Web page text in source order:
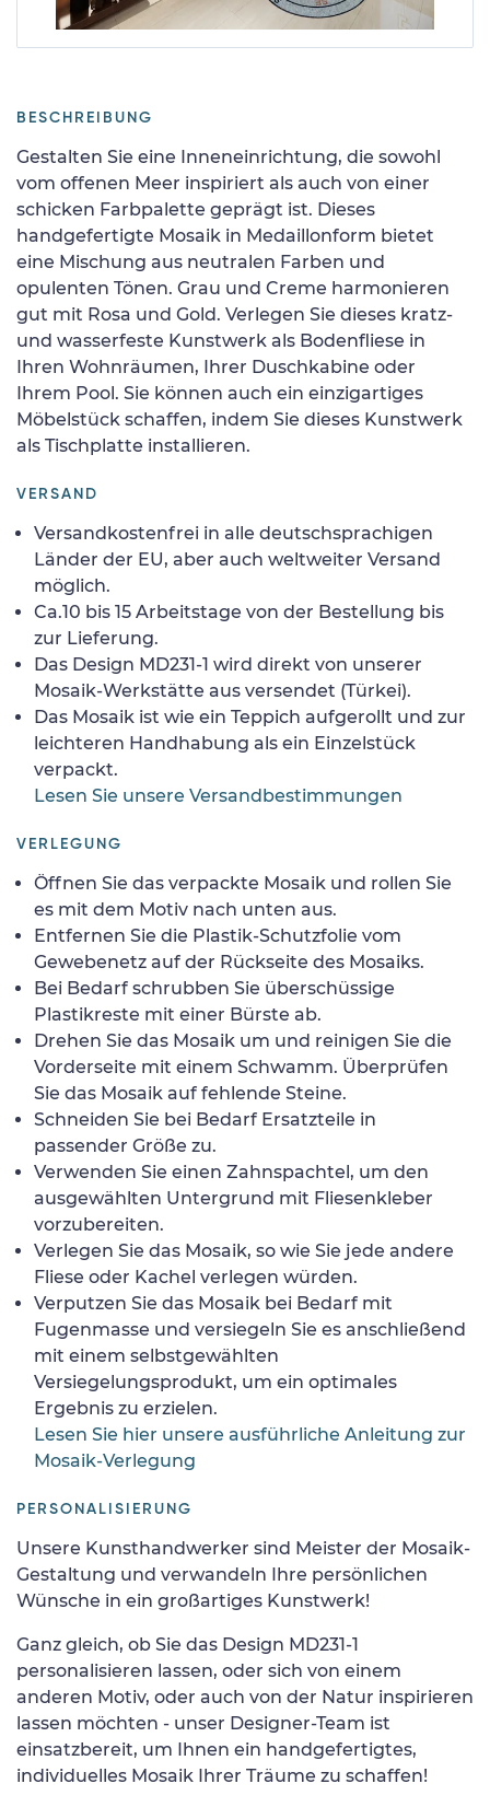
BESCHREIBUNG
Gestalten Sie eine Inneneinrichtung, die sowohl
vom offenen Meer inspiriert als auch von einer
schicken Farbpalette geprägt ist. Dieses
handgefertigte Mosaik in Medaillonform bietet
eine Mischung aus neutralen Farben und
opulenten Tönen. Grau und Creme harmonieren
gut mit Rosa und Gold. Verlegen Sie dieses kratz-
und wasserfeste Kunstwerk als Bodenfliese in
Ihren Wohnräumen, Ihrer Duschkabine oder
Ihrem Pool. Sie können auch ein einzigartiges
Möbelstück schaffen, indem Sie dieses Kunstwerk
als Tischplatte installieren.
VERSAND
Versandkostenfrei in alle deutschsprachigen
Länder der EU, aber auch weltweiter Versand
möglich.
Ca.10 bis 15 Arbeitstage von der Bestellung bis
zur Lieferung.
Das Design MD231-1 wird direkt von unserer
Mosaik-Werkstätte aus versendet (Türkei).
Das Mosaik ist wie ein Teppich aufgerollt und zur
leichteren Handhabung als ein Einzelstück
verpackt.
Lesen Sie unsere Versandbestimmungen
VERLEGUNG
Öffnen Sie das verpackte Mosaik und rollen Sie
es mit dem Motiv nach unten aus.
Entfernen Sie die Plastik-Schutzfolie vom
Gewebenetz auf der Rückseite des Mosaiks.
Bei Bedarf schrubben Sie überschüssige
Plastikreste mit einer Bürste ab.
Drehen Sie das Mosaik um und reinigen Sie die
Vorderseite mit einem Schwamm. Überprüfen
Sie das Mosaik auf fehlende Steine.
Schneiden Sie bei Bedarf Ersatzteile in
passender Größe zu.
Verwenden Sie einen Zahnspachtel, um den
ausgewählten Untergrund mit Fliesenkleber
vorzubereiten.
Verlegen Sie das Mosaik, so wie Sie jede andere
Fliese oder Kachel verlegen würden.
Verputzen Sie das Mosaik bei Bedarf mit
Fugenmasse und versiegeln Sie es anschließend
mit einem selbstgewählten
Versiegelungsprodukt, um ein optimales
Ergebnis zu erzielen.
Lesen Sie hier unsere ausführliche Anleitung zur
Mosaik-Verlegung
PERSONALISIERUNG
Unsere Kunsthandwerker sind Meister der Mosaik-
Gestaltung und verwandeln Ihre persönlichen
Wünsche in ein großartiges Kunstwerk!
Ganz gleich, ob Sie das Design MD231-1
personalisieren lassen, oder sich von einem
anderen Motiv, oder auch von der Natur inspirieren
lassen möchten - unser Designer-Team ist
einsatzbereit, um Ihnen ein handgefertigtes,
individuelles Mosaik Ihrer Träume zu schaffen!